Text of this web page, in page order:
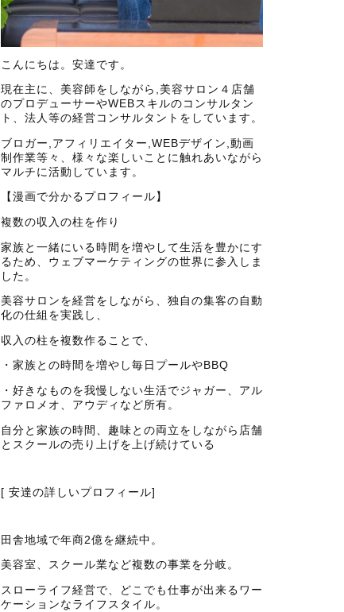
こんにちは。安達です。
現在主に、美容師をしながら,美容サロン４店舗
のプロデューサーやWEBスキルのコンサルタン
ト、法人等の経営コンサルタントをしています。
ブロガー,アフィリエイター,WEBデザイン,動画
制作業等々、様々な楽しいことに触れあいながら
マルチに活動しています。
【漫画で分かるプロフィール】
複数の収入の柱を作り
家族と一緒にいる時間を増やして生活を豊かにす
るため、ウェブマーケティングの世界に参入しま
した。
美容サロンを経営をしながら、独自の集客の自動
化の仕組を実践し、
収入の柱を複数作ることで、
・家族との時間を増やし毎日プールやBBQ
・好きなものを我慢しない生活でジャガー、アル
ファロメオ、アウディなど所有。
自分と家族の時間、趣味との両立をしながら店舗
とスクールの売り上げを上げ続けている
[ 安達の詳しいプロフィール]
田舎地域で年商2億を継続中。
美容室、スクール業など複数の事業を分岐。
スローライフ経営で、どこでも仕事が出来るワー
ケーションなライフスタイル。